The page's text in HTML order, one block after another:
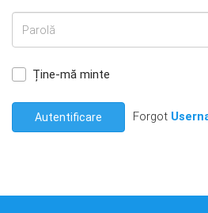
Ține-mă minte
Autentificare Forgot